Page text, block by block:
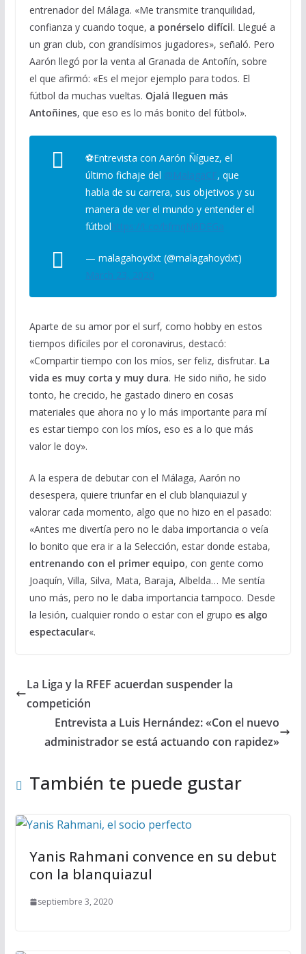
entrenador del Málaga. «Me transmite tranquilidad,
confianza y cuando toque, a ponérselo difícil. Llegué a
un gran club, con grandísimos jugadores», señaló. Pero
Aarón llegó por la venta al Granada de Antoñín, sobre
el que afirmó: «Es el mejor ejemplo para todos. El
fútbol da muchas vueltas. Ojalá lleguen más
Antoñines, que eso es lo más bonito del fútbol».
⚽️Entrevista con Aarón Ñíguez, el
último fichaje del @MalagaCF, que
habla de su carrera, sus objetivos y su
manera de ver el mundo y entender el
fútbolhttps://t.co/bfmqN6DEGa
— malagahoydxt (@malagahoydxt)
March 23, 2020
Aparte de su amor por el surf, como hobby en estos
tiempos difíciles por el coronavirus, destacó:
«Compartir tiempo con los míos, ser feliz, disfrutar. La
vida es muy corta y muy dura. He sido niño, he sido
tonto, he crecido, he gastado dinero en cosas
materiales que ahora no y lo más importante para mí
es estar tiempo con los míos, eso es a lo que más
valor le doy».
A la espera de debutar con el Málaga, Aarón no
desespera, quiere triunfar en el club blanquiazul y
valorar cada momento, algo que no hizo en el pasado:
«Antes me divertía pero no le daba importancia o veía
lo bonito que era ir a la Selección, estar donde estaba,
entrenando con el primer equipo, con gente como
Joaquín, Villa, Silva, Mata, Baraja, Albelda… Me sentía
uno más, pero no le daba importancia tampoco. Desde
la lesión, cualquier rondo o estar con el grupo es algo
espectacular«.
La Liga y la RFEF acuerdan suspender la
competición
Entrevista a Luis Hernández: «Con el nuevo
administrador se está actuando con rapidez»
También te puede gustar
Yanis Rahmani convence en su debut
con la blanquiazul
septiembre 3, 2020